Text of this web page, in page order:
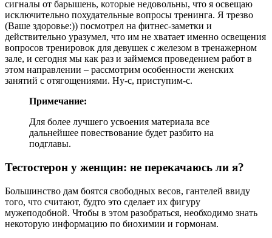
сигналы от барышень, которые недовольны, что я освещаю
исключительно похудательные вопросы тренинга. Я трезво
(Ваше здоровье:)) посмотрел на фитнес-заметки и
действительно уразумел, что им не хватает именно освещения
вопросов тренировок для девушек с железом в тренажерном
зале, и сегодня мы как раз и займемся проведением работ в
этом направлении – рассмотрим особенности женских
занятий с отягощениями. Ну-с, приступим-с.
Примечание:
Для более лучшего усвоения материала все
дальнейшее повествование будет разбито на
подглавы.
Тестостерон у женщин: не перекачаюсь ли я?
Большинство дам боятся свободных весов, гантелей ввиду
того, что считают, будто это сделает их фигуру
мужеподобной. Чтобы в этом разобраться, необходимо знать
некоторую информацию по биохимии и гормонам.